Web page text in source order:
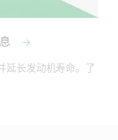
延长发动机寿命。了